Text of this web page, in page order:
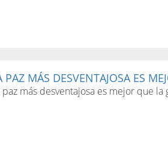
PAZ MÁS DESVENTAJOSA ES
paz más desventajosa es mejor que la